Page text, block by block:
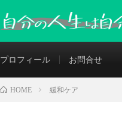
プロフィール お問合せ
HOME 緩和ケア